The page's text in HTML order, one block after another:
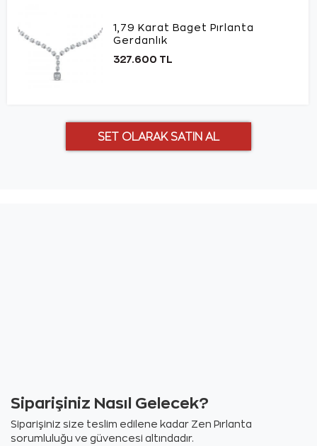
1,79 Karat Baget Pırlanta
Gerdanlık
327.600 TL
Siparişiniz Nasıl Gelecek?
Siparişiniz size teslim edilene kadar Zen Pırlanta
sorumluluğu ve güvencesi altındadır.